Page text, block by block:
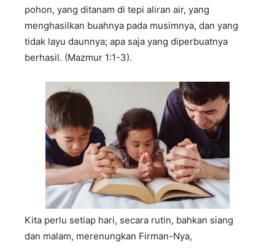
pohon, yang ditanam di tepi aliran air, yang
menghasilkan buahnya pada musimnya, dan yang
tidak layu daunnya; apa saja yang diperbuatnya
berhasil. (Mazmur 1:1-3).
Kita perlu setiap hari, secara rutin, bahkan siang
dan malam, merenungkan Firman-Nya,